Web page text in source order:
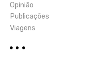
Opinião
Publicações
Viagens